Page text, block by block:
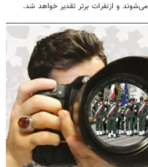
و ازنفرات برتر تقدیر خواهد شد.